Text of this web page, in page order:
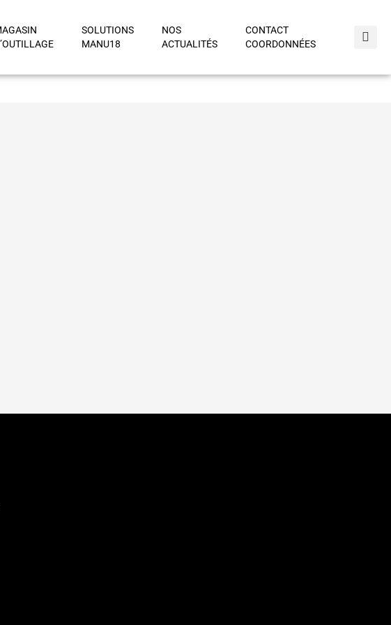
SOLUTIONS
MANU18
NOS
ACTUALITÉS
CONTACT
COORDONNÉES